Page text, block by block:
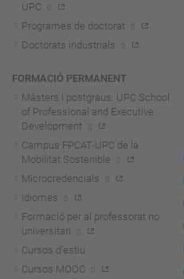
UPC
Programes de doctorat
Doctorats industrials
FORMACIÓ PERMANENT
Màsters i postgraus. UPC School
of Professional and Executive
Development
Campus FPCAT-UPC de la
Mobilitat Sostenible
Microcredencials
Idiomes
Formació per al professorat no
universitari
Cursos d'estiu
Cursos MOOC